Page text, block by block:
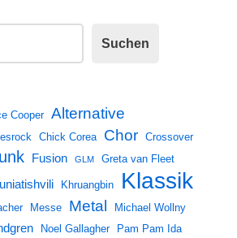
Suchen
Cooper Alternative
Chick Corea Chor Crossover
Fusion GLM Greta van Fleet
Khruangbin Klassik
Messe Metal Michael Wollny
Noel Gallagher Pam Pam Ida